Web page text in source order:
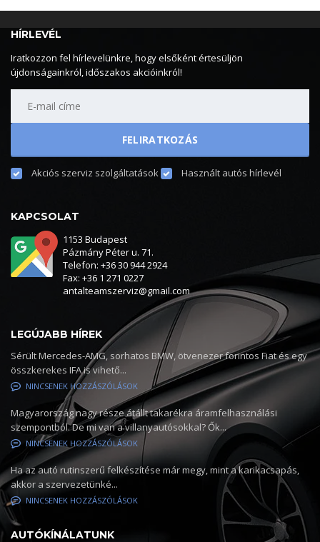
HÍRLEVÉL
Iratkozzon fel hírlevelünkre, hogy elsőként értesüljön
újdonságainkról, időszakos akcióinkról!
Akciós szerviz szolgáltatások Használt autós hírlevél
KAPCSOLAT
1153 Budapest
Pázmány Péter u. 71.
Telefon: +36 30 944 2924
Fax: +36 1 271 0227
antalteamszerviz@gmail.com
LEGÚJABB HÍREK
Sérült Mercedes-AMG, sorhatos BMW, ötvenezer forintos Fiat és egy
összkerekes IFA is vihető...
NINCSENEK HOZZÁSZÓLÁSOK
Magyarország nagy része átállt takarékra áramfelhasználási
szempontból. De mi van a villanyautósokkal? Ők...
NINCSENEK HOZZÁSZÓLÁSOK
Ha az autó rutinszerű felkészítése már megy, mint a karikacsapás,
akkor a szervezetünké...
NINCSENEK HOZZÁSZÓLÁSOK
AUTÓKÍNÁLATUNK